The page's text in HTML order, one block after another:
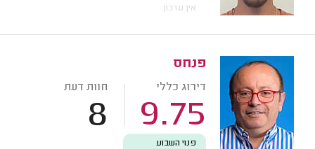
אין עדכון
פנחס
דירוג כללי
9.75
חוות דעת
8
פנוי השבוע